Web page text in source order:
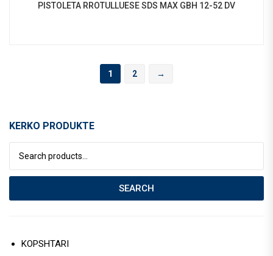
PISTOLETA RROTULLUESE SDS MAX GBH 12-52 DV
1 2 →
KERKO PRODUKTE
SEARCH
KOPSHTARI